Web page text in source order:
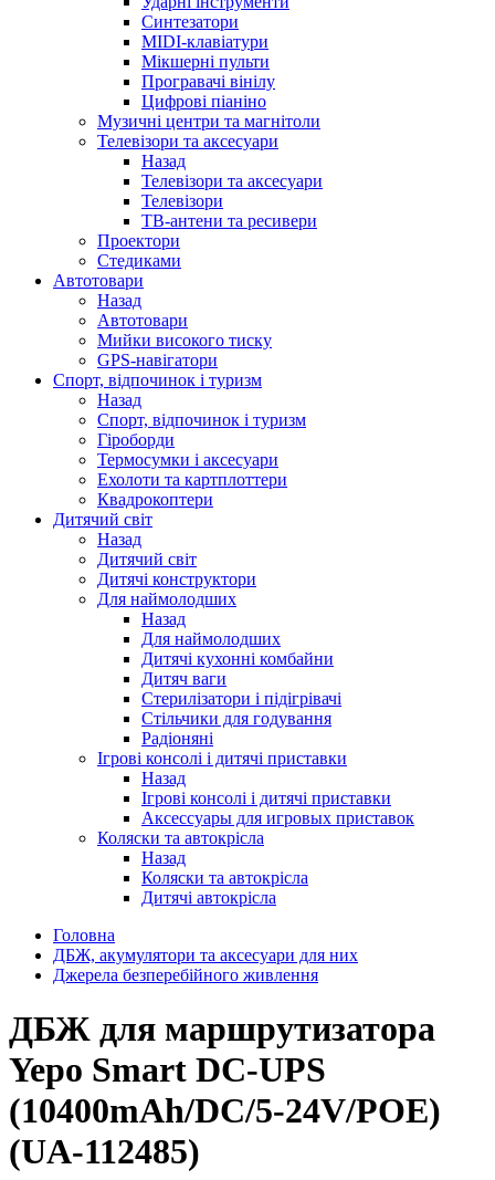
Синтезатори
MIDI-клавіатури
Мікшерні пульти
Програвачі вінілу
Цифрові піаніно
Музичні центри та магнітоли
Телевізори та аксесуари
Назад
Телевізори та аксесуари
Телевізори
ТВ-антени та ресивери
Проектори
Стедиками
Автотовари
Назад
Автотовари
Мийки високого тиску
GPS-навігатори
Спорт, відпочинок і туризм
Назад
Спорт, відпочинок і туризм
Гіроборди
Термосумки і аксесуари
Ехолоти та картплоттери
Квадрокоптери
Дитячий світ
Назад
Дитячий світ
Дитячі конструктори
Для наймолодших
Назад
Для наймолодших
Дитячі кухонні комбайни
Дитяч ваги
Стерилізатори і підігрівачі
Стільчики для годування
Радіоняні
Ігрові консолі і дитячі приставки
Назад
Ігрові консолі і дитячі приставки
Аксессуары для игровых приставок
Коляски та автокрісла
Назад
Коляски та автокрісла
Дитячі автокрісла
Головна
ДБЖ, акумулятори та аксесуари для них
Джерела безперебійного живлення
ДБЖ для маршрутизатора
Yepo Smart DC-UPS
(10400mAh/DC/5-24V/POE)
(UA-112485)